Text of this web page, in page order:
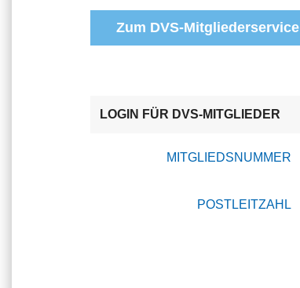
Zum DVS-Mitgliederservice
LOGIN FÜR DVS-MITGLIEDER
MITGLIEDSNUMMER
POSTLEITZAHL